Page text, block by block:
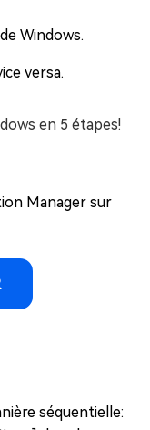
Windows.
versa.
en 5 étapes!
Manager sur
séquentielle: